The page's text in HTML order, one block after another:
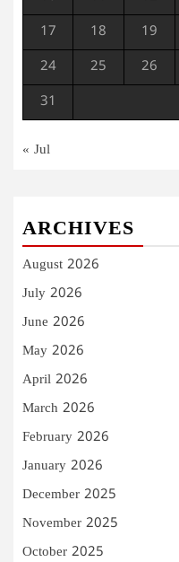
17 18 19
24 25 26
31
« Jul
ARCHIVES
August 2026
July 2026
June 2026
May 2026
April 2026
March 2026
February 2026
January 2026
December 2025
November 2025
October 2025